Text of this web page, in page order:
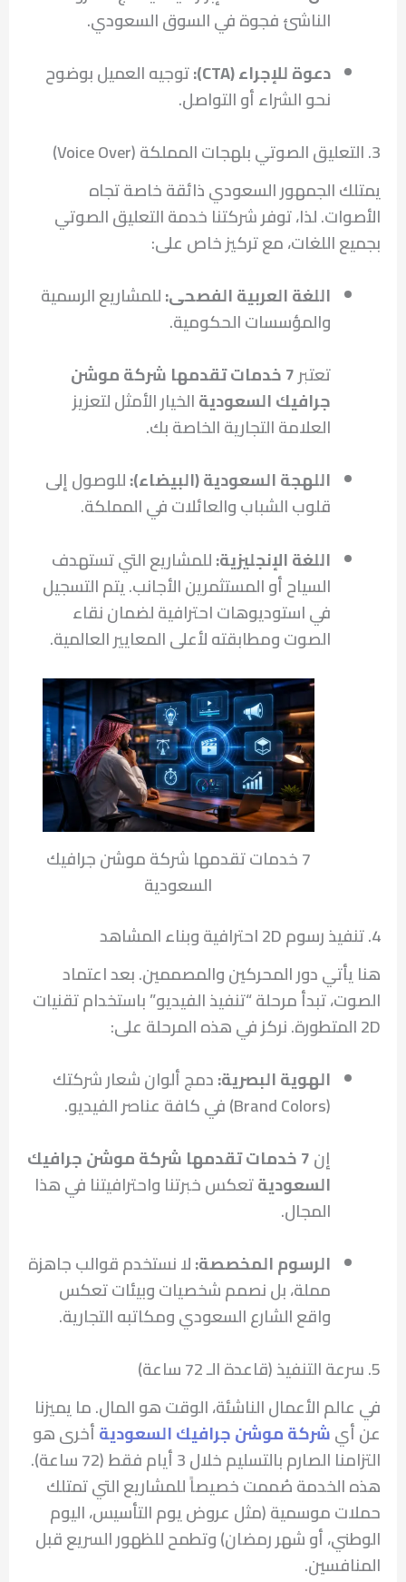
الناشئ فجوة في السوق السعودي.
دعوة للإجراء (CTA):
توجيه العميل بوضوح
نحو الشراء أو التواصل.
3. التعليق الصوتي بلهجات المملكة (Voice Over)
يمتلك الجمهور السعودي ذائقة خاصة تجاه
الأصوات. لذا، توفر شركتنا خدمة التعليق الصوتي
بجميع اللغات، مع تركيز خاص على:
اللغة العربية الفصحى:للمشاريع الرسمية
والمؤسسات الحكومية.
تعتبر 7 خدمات تقدمها شركة موشن
جرافيك السعوديةالخيار الأمثل لتعزيز
العلامة التجارية الخاصة بك.
اللهجة السعودية (البيضاء):للوصول إلى
قلوب الشباب والعائلات في المملكة.
اللغة الإنجليزية:للمشاريع التي تستهدف
السياح أو المستثمرين الأجانب. يتم التسجيل
في استوديوهات احترافية لضمان نقاء
الصوت ومطابقته لأعلى المعايير العالمية.
7 خدمات تقدمها شركة موشن جرافيك
السعودية
4. تنفيذ رسوم 2D احترافية وبناء المشاهد
هنا يأتي دور المحركين والمصممين. بعد اعتماد
الصوت، تبدأ مرحلة “تنفيذ الفيديو” باستخدام تقنيات
2D المتطورة. نركز في هذه المرحلة على:
الهوية البصرية:دمج ألوان شعار شركتك
(Brand Colors) في كافة عناصر الفيديو.
إن 7 خدمات تقدمها شركة موشن جرافيك
السعوديةتعكس خبرتنا واحترافيتنا في هذا
المجال.
الرسوم المخصصة:لا نستخدم قوالب جاهزة
مملة، بل نصمم شخصيات وبيئات تعكس
واقع الشارع السعودي ومكاتبه التجارية.
5. سرعة التنفيذ (قاعدة الـ 72 ساعة)
في عالم الأعمال الناشئة، الوقت هو المال. ما يميزنا
عن أيشركة موشن جرافيك السعوديةأخرى هو
التزامنا الصارم بالتسليم خلال 3 أيام فقط (72 ساعة).
هذه الخدمة صُممت خصيصاً للمشاريع التي تمتلك
حملات موسمية (مثل عروض يوم التأسيس، اليوم
الوطني، أو شهر رمضان) وتطمح للظهور السريع قبل
المنافسين.